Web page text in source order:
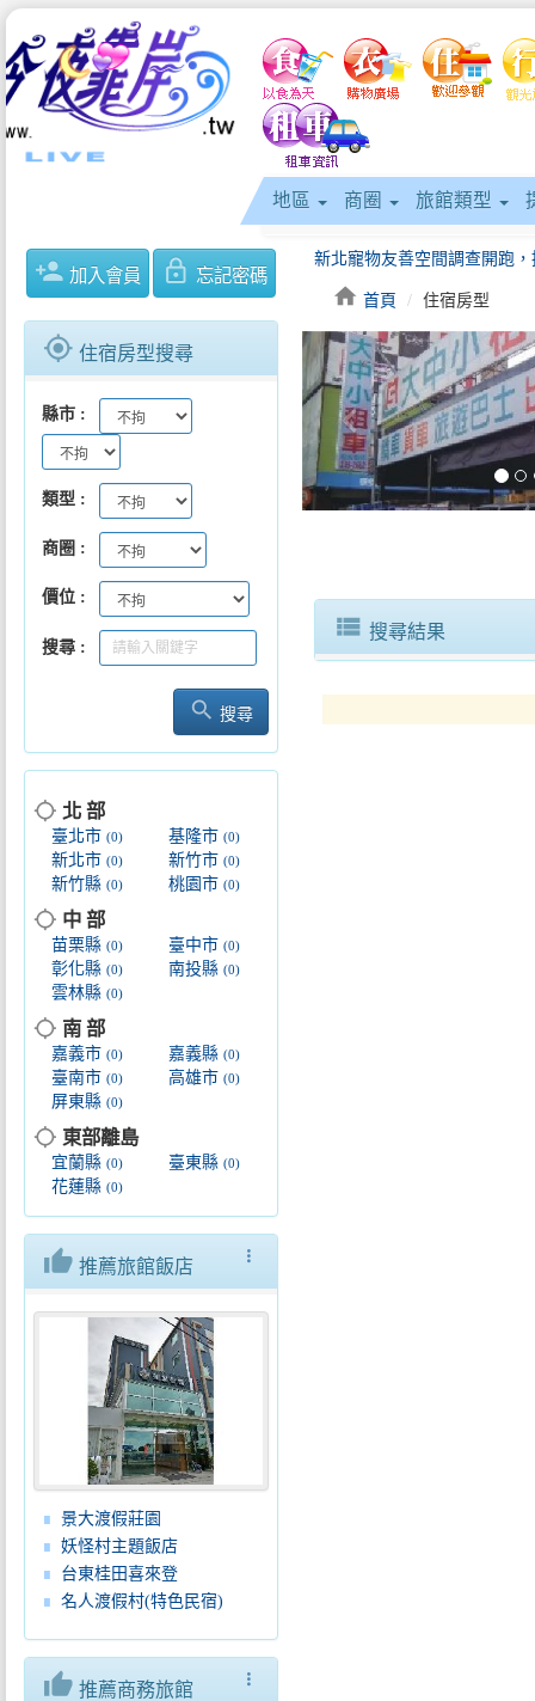
地區 商圈 旅館類型
person_add 加入會員 lock_outline 忘記密碼
gps_fixed 住宿房型搜尋
縣市
類型
商圈
價位
搜尋
search 搜尋
location_searching 北 部
臺北市 (0) 基隆市(0)
新北市 (0) 新竹市(0)
新竹縣 (0) 桃園市(0)
location_searching 中 部
苗栗縣 (0) 臺中市(0)
彰化縣 (0) 南投縣(0)
雲林縣 (0)
location_searching 南 部
嘉義市 (0) 嘉義縣(0)
臺南市 (0) 高雄市(0)
屏東縣 (0)
location_searching 東部離島
宜蘭縣 (0) 臺東縣(0)
花蓮縣 (0)
more_vert
thumb_up 推薦旅館飯店
景大渡假莊園
妖怪村主題飯店
台東桂田喜來登
名人渡假村(特色民宿)
more_vert
thumb_up 推薦商務旅館
home 首頁 住宿房型
keyboard_arrow_left
view_list 搜尋結果